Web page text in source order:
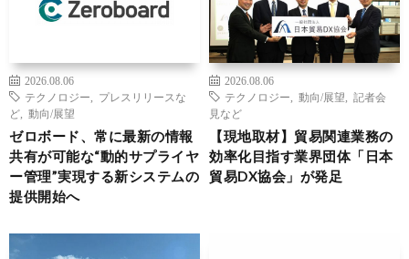
2026.08.06
テクノロジー
プレスリリースな
ど
動向/展望
ゼロボード、常に最新の情報
共有が可能な“動的サプライヤ
ー管理”実現する新システムの
提供開始へ
2026.08.06
テクノロジー
動向/展望
記者会
見など
【現地取材】貿易関連業務の
効率化目指す業界団体「日本
貿易DX協会」が発足